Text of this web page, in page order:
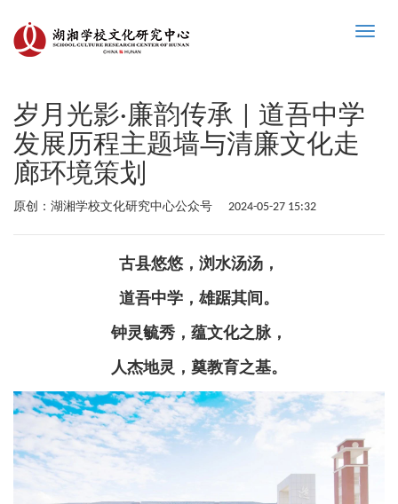
Toggle
岁月光影·廉韵传承 | 道吾中学
发展历程主题墙与清廉文化走
廊环境策划
原创：湖湘学校文化研究中心公众号 2024-05-27 15:32
古县悠悠，浏水汤汤，
道吾中学，雄踞其间。
钟灵毓秀，蕴文化之脉，
人杰地灵，奠教育之基。